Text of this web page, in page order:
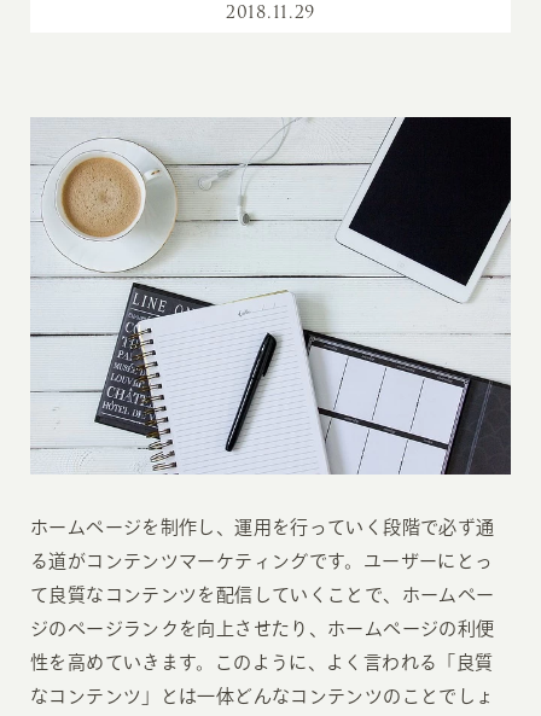
2018.11.29
ホームページを制作し、運用を行っていく段階で必ず通
る道がコンテンツマーケティングです。ユーザーにとっ
て良質なコンテンツを配信していくことで、ホームペー
ジのページランクを向上させたり、ホームページの利便
性を高めていきます。このように、よく言われる「良質
なコンテンツ」とは一体どんなコンテンツのことでしょ